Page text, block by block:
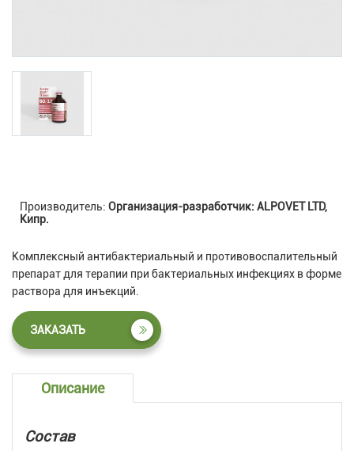
Производитель: Организация-разработчик: ALPOVET LTD,
Кипр.
Комплексный антибактериальный и противовоспалительный
препарат для терапии при бактериальных инфекциях в форме
раствора для инъекций.
ЗАКАЗАТЬ
Описание
Состав